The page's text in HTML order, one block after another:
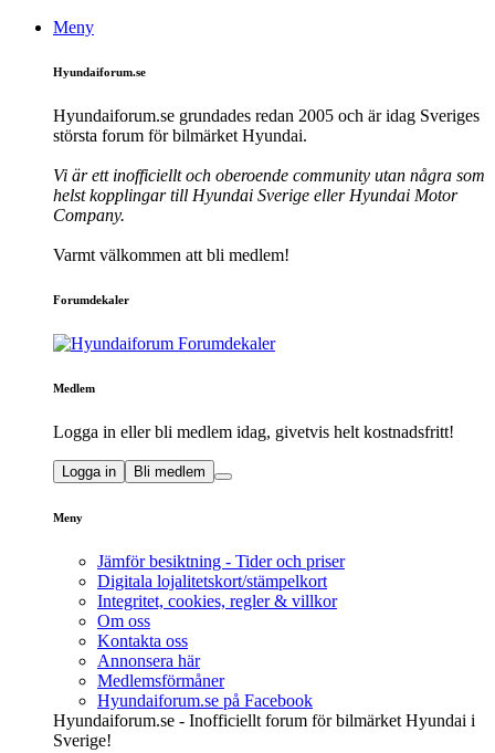
Meny
Hyundaiforum.se
Hyundaiforum.se grundades redan 2005 och är idag Sveriges
största forum för bilmärket Hyundai.
Vi är ett inofficiellt och oberoende community utan några som
helst kopplingar till Hyundai Sverige eller Hyundai Motor
Company.
Varmt välkommen att bli medlem!
Forumdekaler
Medlem
Logga in eller bli medlem idag, givetvis helt kostnadsfritt!
Logga in Bli medlem
Meny
Jämför besiktning - Tider och priser
Digitala lojalitetskort/stämpelkort
Integritet, cookies, regler & villkor
Om oss
Kontakta oss
Annonsera här
Medlemsförmåner
Hyundaiforum.se på Facebook
Hyundaiforum.se - Inofficiellt forum för bilmärket Hyundai i
Sverige!